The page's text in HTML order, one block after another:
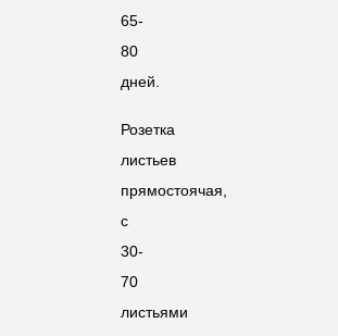
65-
80
дней.
Розетка
листьев
прямостоячая,
с
30-
70
листьями